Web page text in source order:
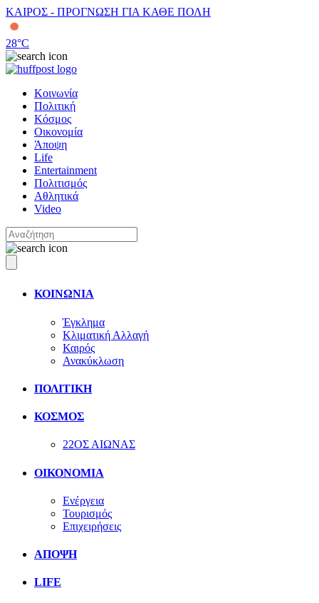
ΚΑΙΡΟΣ - ΠΡΟΓΝΩΣΗ ΓΙΑ ΚΑΘΕ ΠΟΛΗ
28°C
Κοινωνία
Πολιτική
Κόσμος
Οικονομία
Άποψη
Life
Entertainment
Πολιτισμός
Αθλητικά
Video
ΚΟΙΝΩΝΙΑ
Έγκλημα
Κλιματική Αλλαγή
Καιρός
Ανακύκλωση
ΠΟΛΙΤΙΚΗ
ΚΟΣΜΟΣ
22ΟΣ ΑΙΩΝΑΣ
ΟΙΚΟΝΟΜΙΑ
Ενέργεια
Τουρισμός
Επιχειρήσεις
ΑΠΟΨΗ
LIFE